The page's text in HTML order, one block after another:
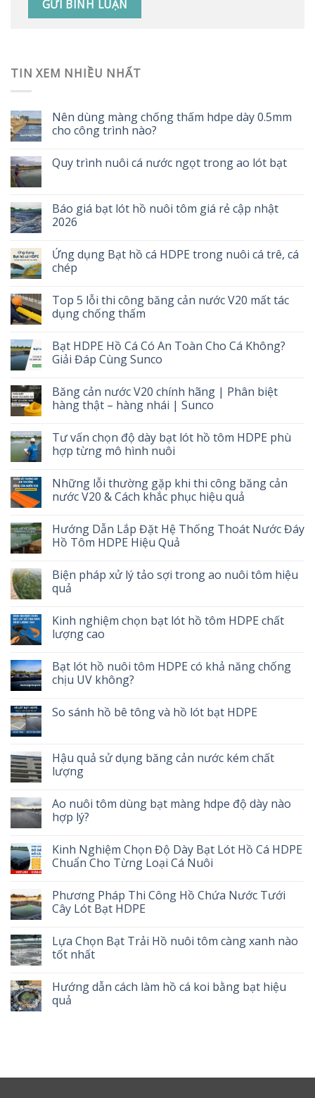
TIN XEM NHIỀU NHẤT
Nên dùng màng chống thấm hdpe dày 0.5mm
cho công trình nào?
Quy trình nuôi cá nước ngọt trong ao lót bạt
Báo giá bạt lót hồ nuôi tôm giá rẻ cập nhật
2026
Ứng dụng Bạt hồ cá HDPE trong nuôi cá trê, cá
chép
Top 5 lỗi thi công băng cản nước V20 mất tác
dụng chống thấm
Bạt HDPE Hồ Cá Có An Toàn Cho Cá Không?
Giải Đáp Cùng Sunco
Băng cản nước V20 chính hãng | Phân biệt
hàng thật – hàng nhái | Sunco
Tư vấn chọn độ dày bạt lót hồ tôm HDPE phù
hợp từng mô hình nuôi
Những lỗi thường gặp khi thi công băng cản
nước V20 & Cách khắc phục hiệu quả
Hướng Dẫn Lắp Đặt Hệ Thống Thoát Nước Đáy
Hồ Tôm HDPE Hiệu Quả
Biện pháp xử lý tảo sợi trong ao nuôi tôm hiệu
quả
Kinh nghiệm chọn bạt lót hồ tôm HDPE chất
lượng cao
Bạt lót hồ nuôi tôm HDPE có khả năng chống
chịu UV không?
So sánh hồ bê tông và hồ lót bạt HDPE
Hậu quả sử dụng băng cản nước kém chất
lượng
Ao nuôi tôm dùng bạt màng hdpe độ dày nào
hợp lý?
Kinh Nghiệm Chọn Độ Dày Bạt Lót Hồ Cá HDPE
Chuẩn Cho Từng Loại Cá Nuôi
Phương Pháp Thi Công Hồ Chứa Nước Tưới
Cây Lót Bạt HDPE
Lựa Chọn Bạt Trải Hồ nuôi tôm càng xanh nào
tốt nhất
Hướng dẫn cách làm hồ cá koi bằng bạt hiệu
quả